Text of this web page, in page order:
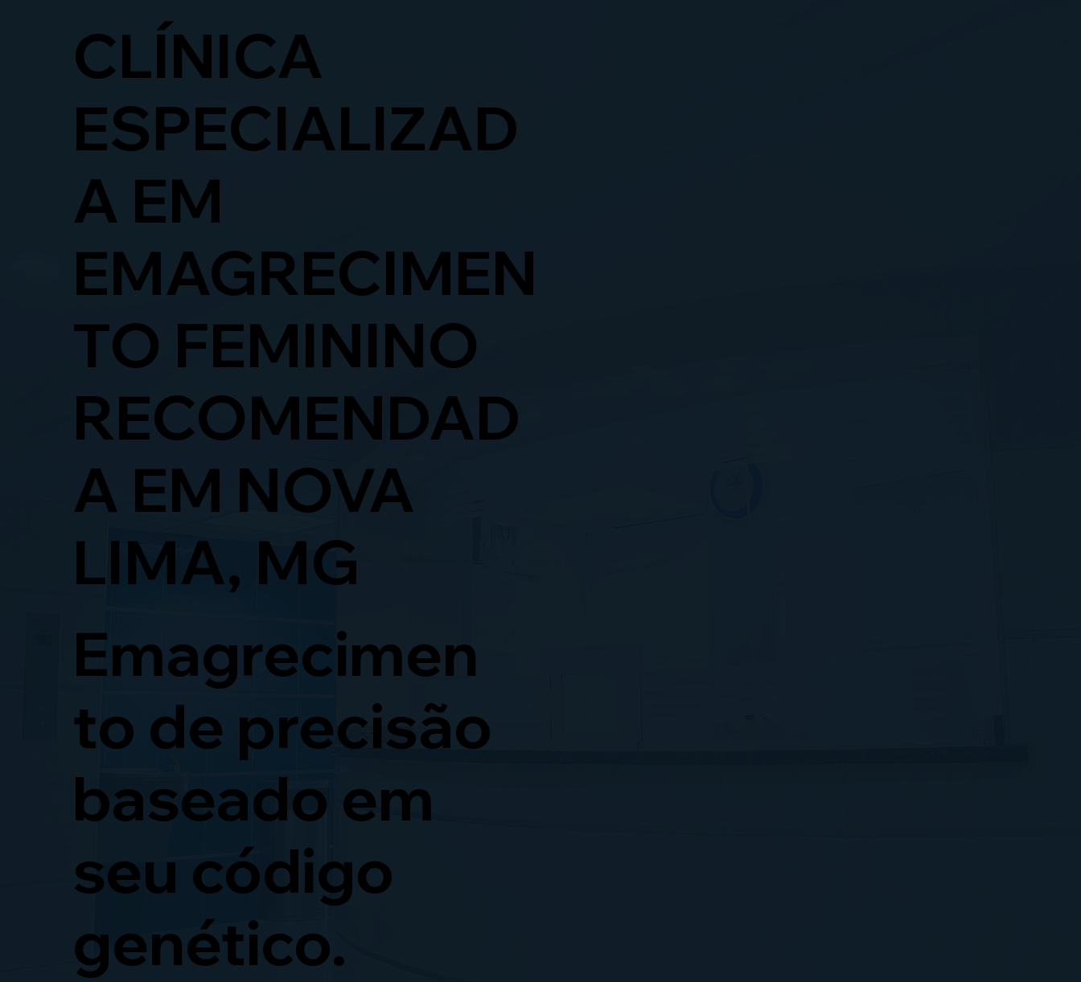
CLÍNICA
ESPECIALIZAD
A EM
EMAGRECIMEN
TO FEMININO
RECOMENDAD
A EM NOVA
LIMA, MG
Emagrecimen
to de precisão
baseado em
seu código
genético.